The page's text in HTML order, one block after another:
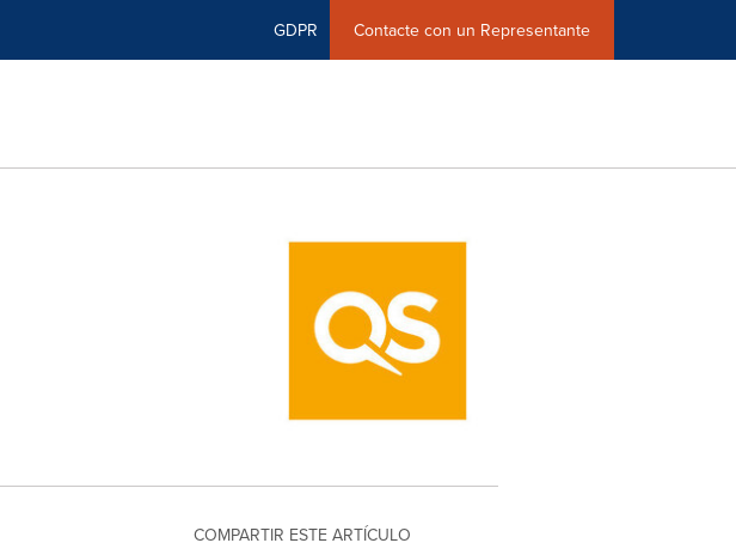
GDPR Contacte con un Representante
COMPARTIR ESTE ARTÍCULO